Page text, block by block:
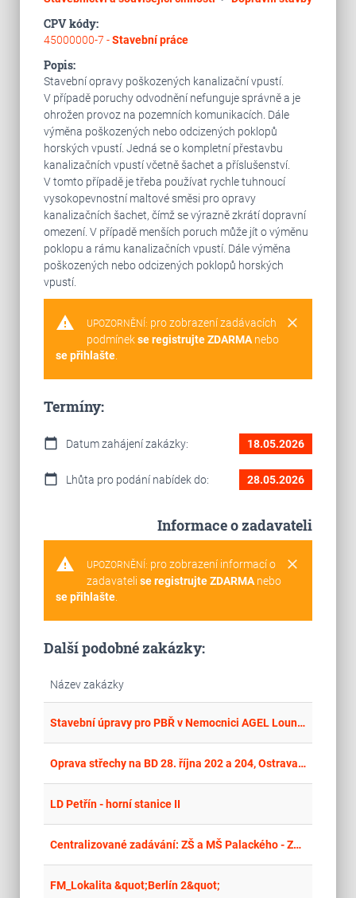
CPV kódy:
45000000-7 -Stavební práce
Popis:
Stavební opravy poškozených kanalizační vpustí.
V případě poruchy odvodnění nefunguje správně a je
ohrožen provoz na pozemních komunikacích. Dále
výměna poškozených nebo odcizených poklopů
horských vpustí. Jedná se o kompletní přestavbu
kanalizačních vpustí včetně šachet a příslušenství.
V tomto případě je třeba používat rychle tuhnoucí
vysokopevnostní maltové směsi pro opravy
kanalizačních šachet, čímž se výrazně zkrátí dopravní
omezení. V případě menších poruch může jít o výměnu
poklopu a rámu kanalizačních vpustí. Dále výměna
poškozených nebo odcizených poklopů horských
vpustí.
warning clear
UPOZORNĚNÍ: pro zobrazení zadávacích
podmínekse registrujte ZDARMAnebo
se přihlašte.
Termíny:
calendar_today Datum zahájení zakázky: 18.05.2026
calendar_today Lhůta pro podání nabídek do: 28.05.2026
Informace o zadavateli
warning clear
UPOZORNĚNÍ: pro zobrazení informací o
zadavateli se registrujte ZDARMAnebo
se přihlašte.
Další podobné zakázky:
Název zakázky
Stavební úpravy pro PBŘ v Nemocnici AGEL Louny a.s.
Oprava střechy na BD 28. října 202 a 204, Ostrava – Mariánské Hory
LD Petřín - horní stanice II
Centralizované zadávání: ZŠ a MŠ Palackého - ZŠ Čechovice výdejna stravy
FM_Lokalita &quot;Berlín 2&quot;